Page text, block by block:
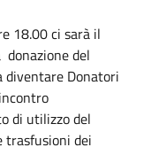
18.00 ci sarà il
del
diventare Donatori
di utilizzo del
trasfusioni dei